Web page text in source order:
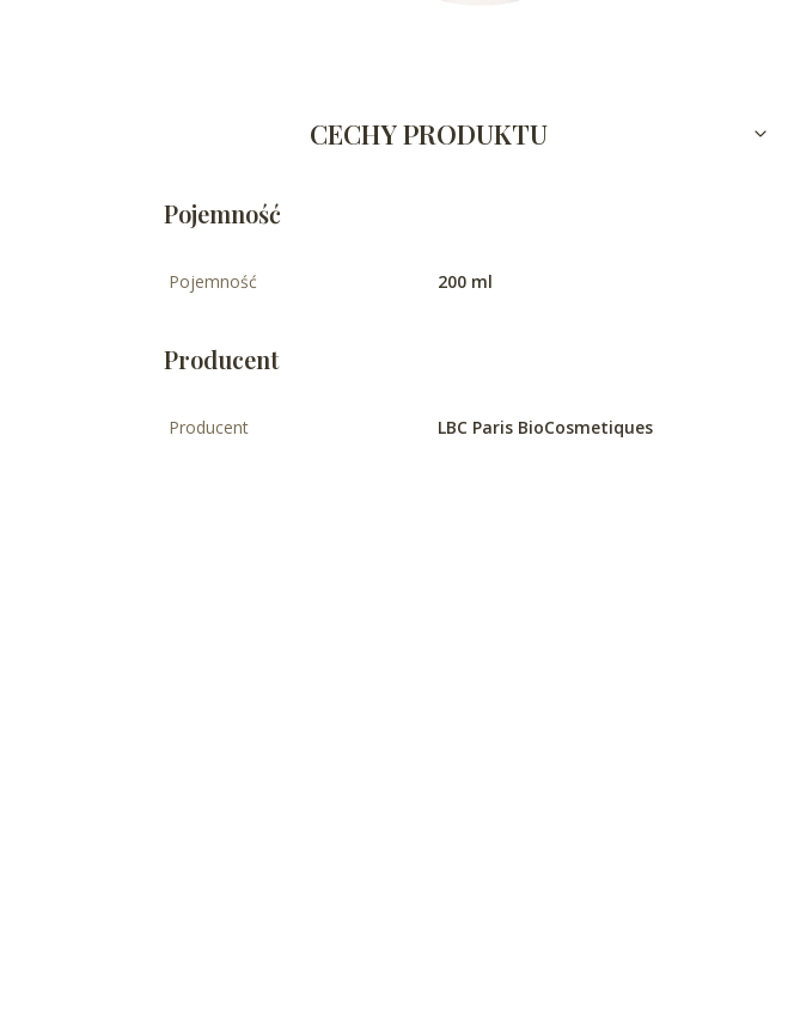
CECHY PRODUKTU
Pojemność
Pojemność 200 ml
Producent
Producent LBC Paris BioCosmetiques